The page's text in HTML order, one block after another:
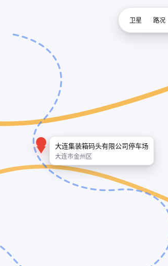
大连集装箱码头有限公司停车场
大连市金州区
卫星 路况